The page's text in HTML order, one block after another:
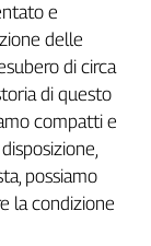
e
delle
di circa
di questo
compatti e
possiamo
la condizione